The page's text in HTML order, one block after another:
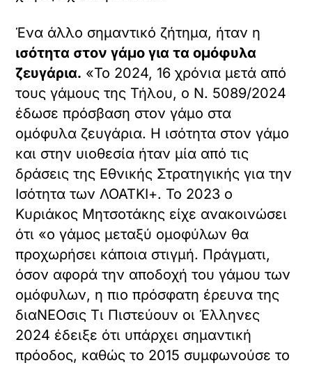
Ένα άλλο σημαντικό ζήτημα, ήταν η
ισότητα στον γάμο για τα ομόφυλα
ζευγάρια. «Το 2024, 16 χρόνια μετά από
τους γάμους της Τήλου, ο Ν. 5089/2024
έδωσε πρόσβαση στον γάμο στα
ομόφυλα ζευγάρια. Η ισότητα στον γάμο
και στην υιοθεσία ήταν μία από τις
δράσεις της Εθνικής Στρατηγικής για την
Ισότητα των ΛΟΑΤΚΙ+. Το 2023 ο
Κυριάκος Μητσοτάκης είχε ανακοινώσει
ότι «ο γάμος μεταξύ ομοφύλων θα
προχωρήσει κάποια στιγμή. Πράγματι,
όσον αφορά την αποδοχή του γάμου των
ομόφυλων, η πιο πρόσφατη έρευνα της
διαΝΕΟσις Τι Πιστεύουν οι Έλληνες
2024 έδειξε ότι υπάρχει σημαντική
πρόοδος, καθώς το 2015 συμφωνούσε το